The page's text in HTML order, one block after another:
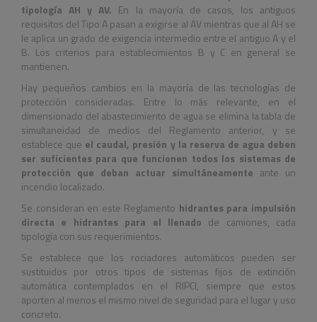
tipología AH y AV. En la mayoría de casos, los antiguos
requisitos del Tipo A pasan a exigirse al AVmientras que al AH se
le aplica un grado de exigencia intermedio entre el antiguo A y el
B. Los criterios para establecimientos B y C en general se
mantienen.
Hay pequeños cambios en la mayoría de las tecnologías de
protección consideradas. Entre lo más relevante, en el
dimensionado del abastecimiento de agua se elimina la tabla de
simultaneidad de medios del Reglamento anterior, y se
establece que el caudal, presión y la reserva de agua deben
ser suficientes para que funcionen todos los sistemas de
protección que deban actuar simultáneamente ante un
incendio localizado.
Se consideran en este Reglamento hidrantes para impulsión
directa e hidrantes para el llenado de camiones, cada
tipología con sus requerimientos.
Se establece que los rociadores automáticos pueden ser
sustituidos por otros tipos de sistemas fijos de extinción
automática contemplados en el RIPCI, siempre que estos
aporten al menos el mismo nivel de seguridad para el lugar y uso
concreto.